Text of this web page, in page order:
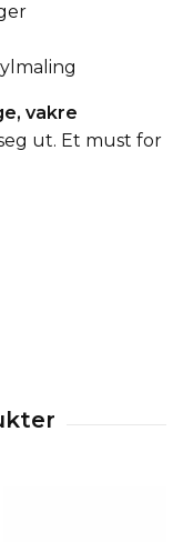
vakre
ut. Et must for